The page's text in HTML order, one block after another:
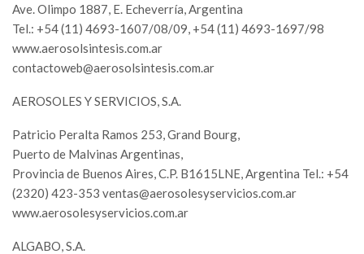
Ave. Olimpo 1887, E. Echeverría, Argentina
Tel.: +54 (11) 4693-1607/08/09, +54 (11) 4693-1697/98
www.aerosolsintesis.com.ar
contactoweb@aerosolsintesis.com.ar
AEROSOLES Y SERVICIOS, S.A.
Patricio Peralta Ramos 253, Grand Bourg,
Puerto de Malvinas Argentinas,
Provincia de Buenos Aires, C.P. B1615LNE, Argentina Tel.: +54
(2320) 423-353 ventas@aerosolesyservicios.com.ar
www.aerosolesyservicios.com.ar
ALGABO, S.A.